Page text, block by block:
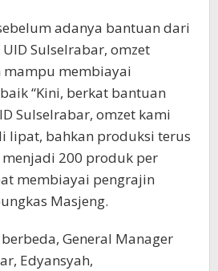
adanya bantuan dari
UID Sulselrabar, omzet
mampu membiayai
“Kini, berkat bantuan
Sulselrabar, omzet kami
lipat, bahkan produksi terus
200 produk per
membiayai pengrajin
Masjeng.
General Manager
Edyansyah,